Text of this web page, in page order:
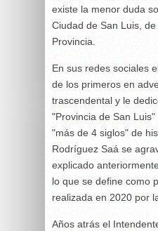
existe la menor duda
Ciudad de San Luis,
Provincia.
En sus redes sociales
de los primeros en
trascendental y le
"Provincia de San
"más de 4 siglos" de
Rodríguez Saá se
explicado
lo que se define como
realizada en 2020 por
Años atrás el